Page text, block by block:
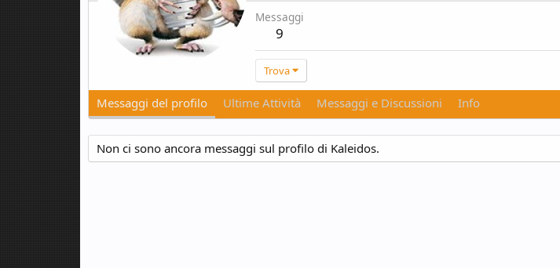
Messaggi
9
Trova
Messaggi del profilo Ultime Attività Messaggi e Discussioni Info
Non ci sono ancora messaggi sul profilo di Kaleidos.